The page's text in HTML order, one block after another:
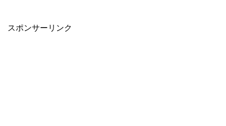
スポンサーリンク